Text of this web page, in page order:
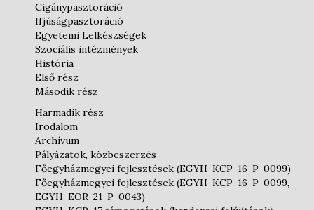
Cigánypasztoráció
Ifjúságpasztoráció
Egyetemi Lelkészségek
Szociális intézmények
História
Első rész
Második rész
Harmadik rész
Irodalom
Archívum
Pályázatok, közbeszerzés
Főegyházmegyei fejlesztések (EGYH-KCP-16-P-0099)
Főegyházmegyei fejlesztések (EGYH-KCP-16-P-0099,
EGYH-EOR-21-P-0043)